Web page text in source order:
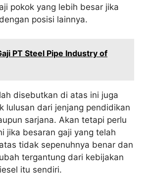
pokok yang lebih besar jika
posisi lainnya.
PT Steel Pipe Industry of
disebutkan di atas ini juga
lulusan dari jenjang pendidikan
sarjana. Akan tetapi perlu
jika besaran gaji yang telah
tidak sepenuhnya benar dan
tergantung dari kebijakan
itu sendiri.